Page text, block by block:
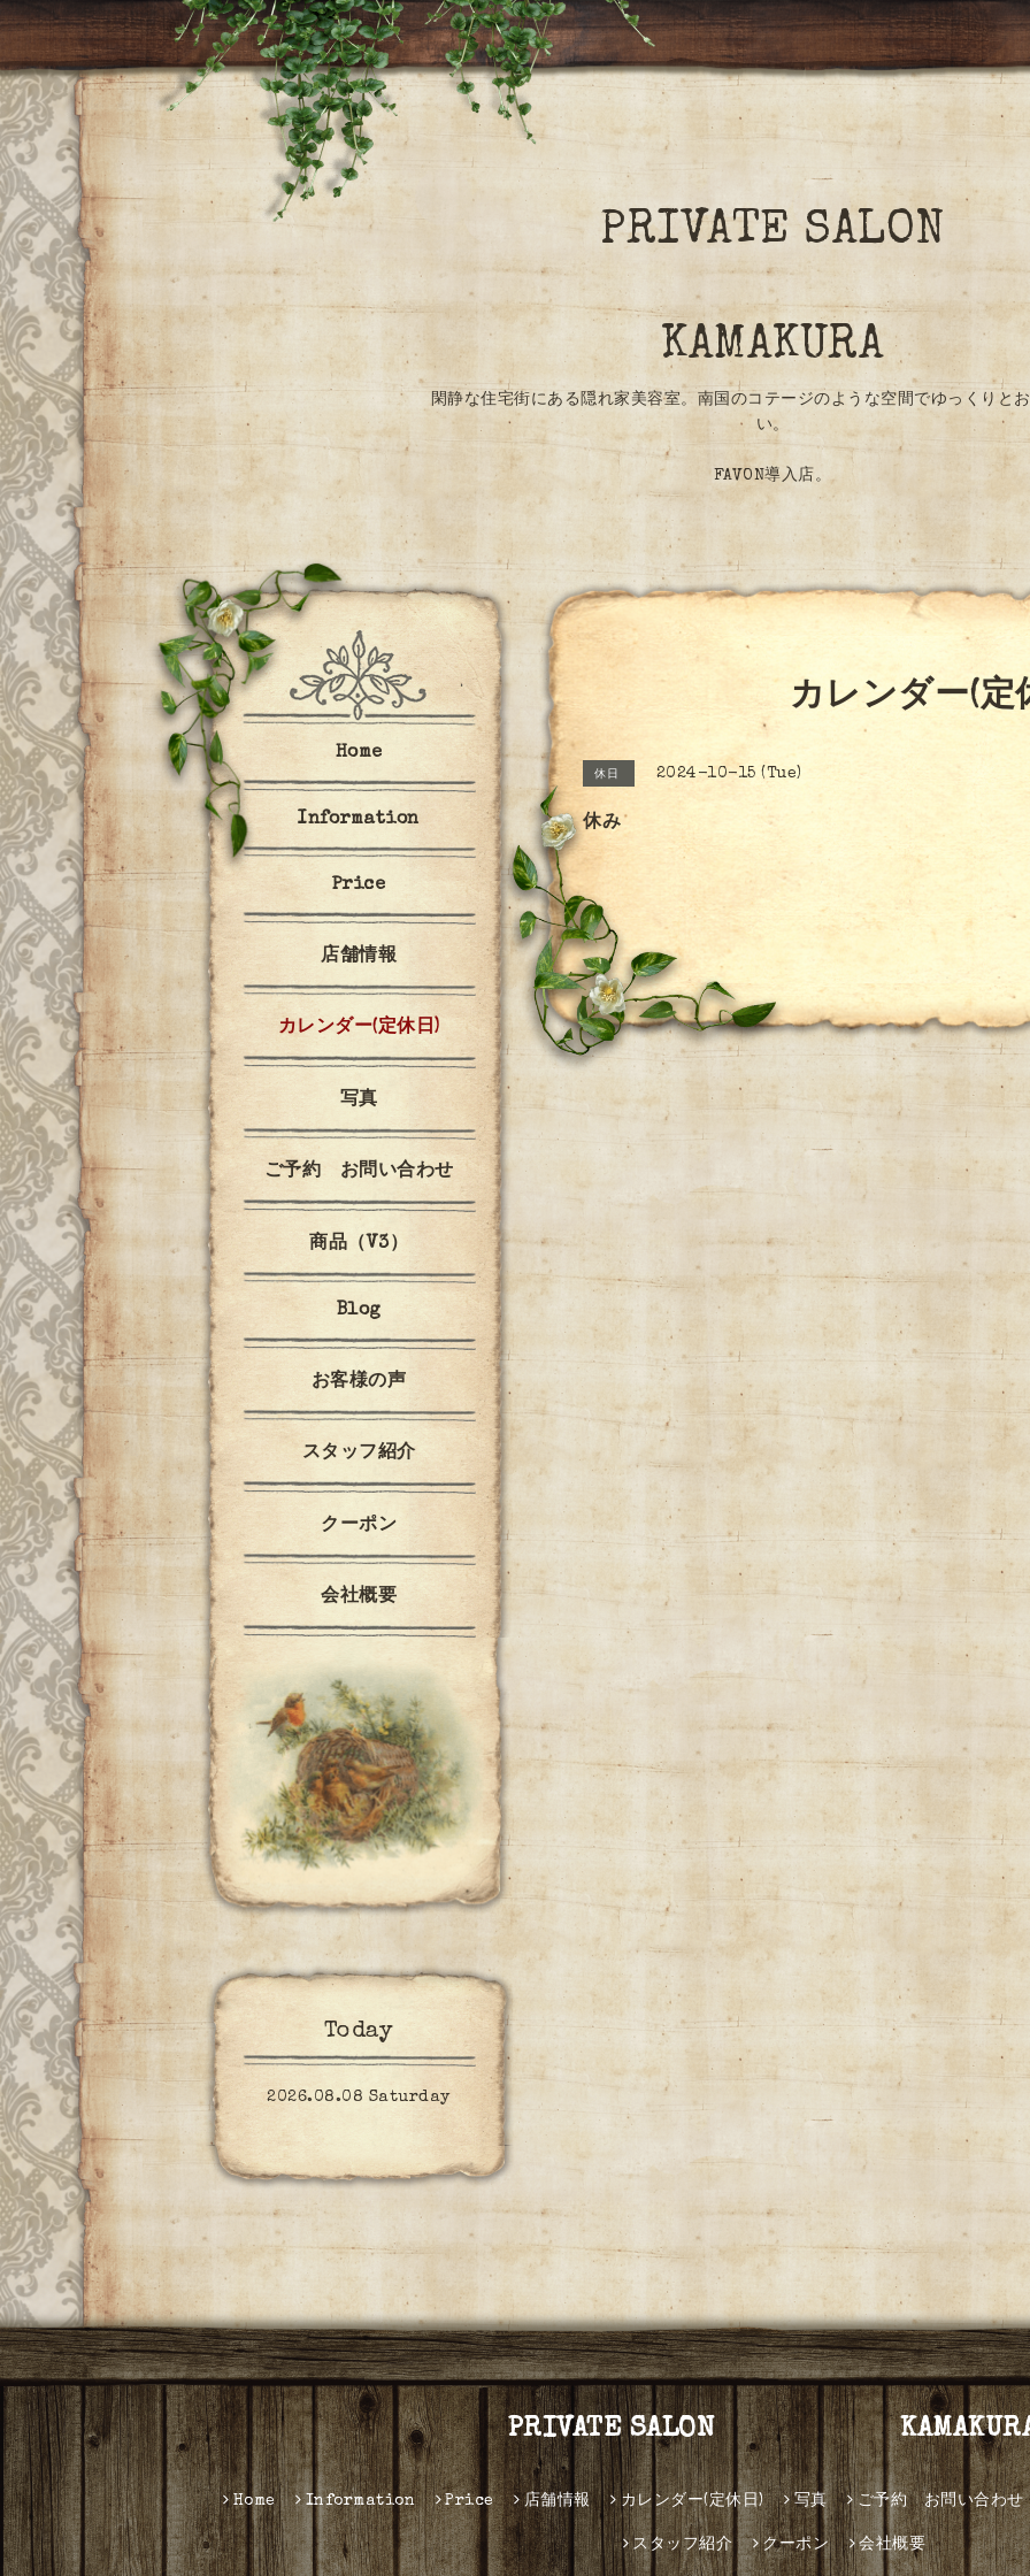
PRIVATE SALON
KAMAKURA
閑静な住宅街にある隠れ家美容室。南国のコテージのような空間でゆっくりと
い。
FAVON導入店。
カレンダー(定
休日 2024-10-15 (Tue)
休み
Home
Information
Price
店舗情報
カレンダー(定休日)
写真
ご予約 お問い合わせ
商品（V3）
Blog
お客様の声
スタッフ紹介
クーポン
会社概要
Today
2026.08.08 Saturday
PRIVATE SALON
Home Information Price 店舗情報 カレンダー(定休日) 写真 ご予約 お問い合わせ
スタッフ紹介 クーポン 会社概要